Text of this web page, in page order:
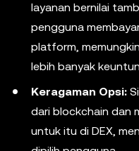
layanan bernilai
pengguna
platform,
lebih banyak
Keragaman Opsi:
dari blockchain dan
untuk itu di DEX,